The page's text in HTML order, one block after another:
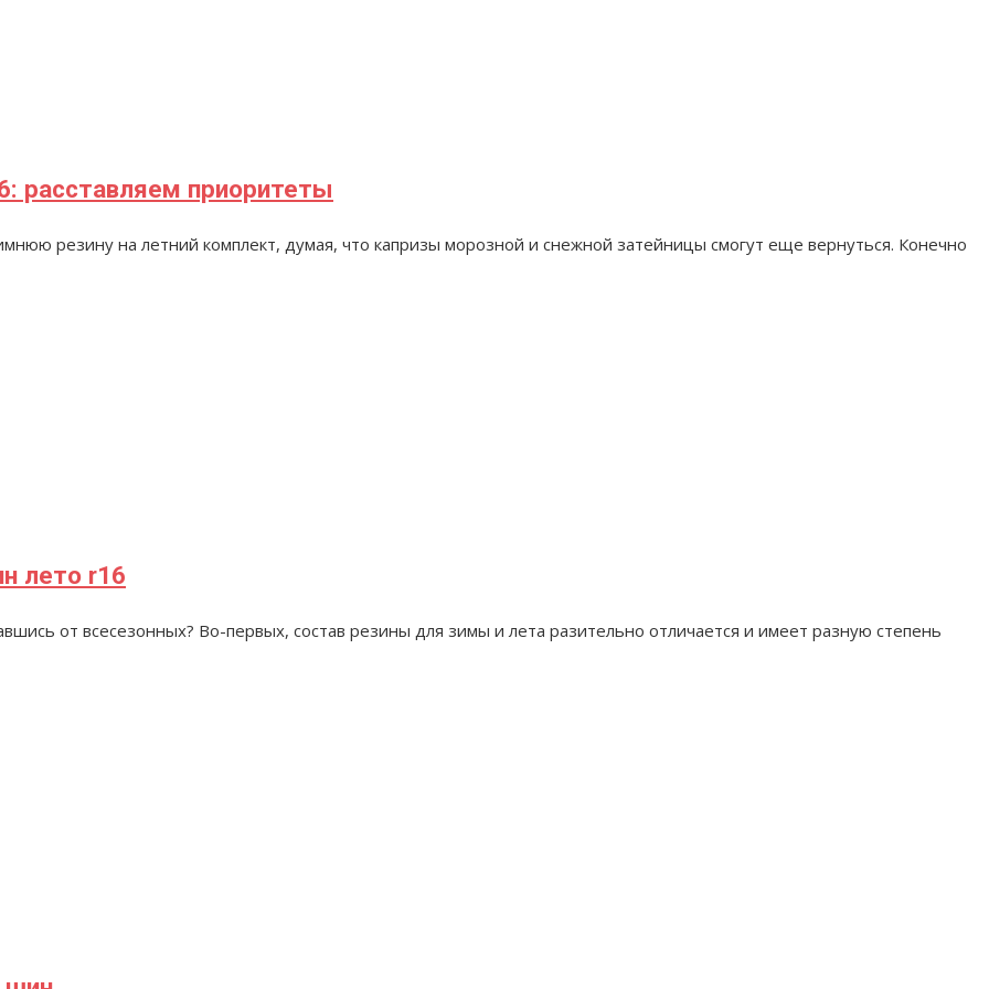
расставляем приоритеты
резину на летний комплект, думая, что капризы морозной и снежной затейницы смогут еще вернуться. Конечно
лето r16
от всесезонных? Во-первых, состав резины для зимы и лета разительно отличается и имеет разную степень